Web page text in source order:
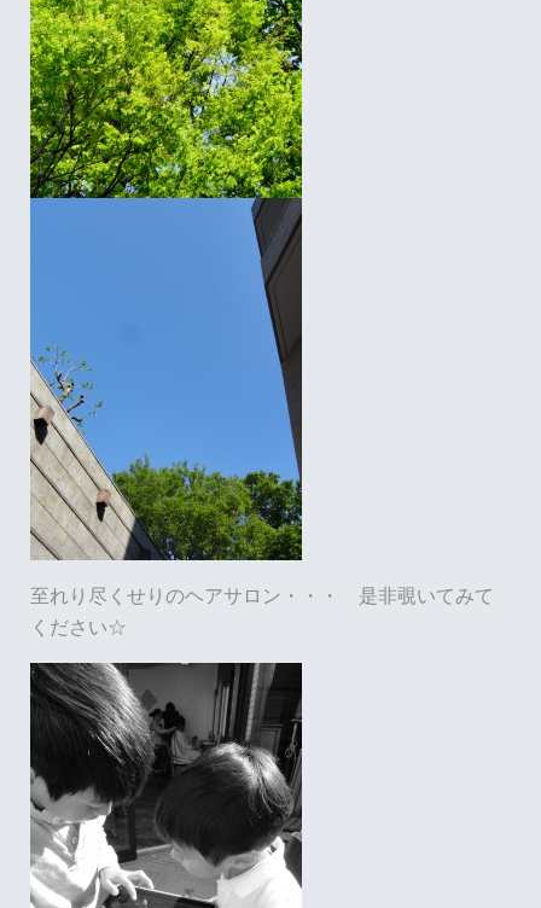
至れり尽くせりのヘアサロン・・・ 是非覗いてみて
ください☆